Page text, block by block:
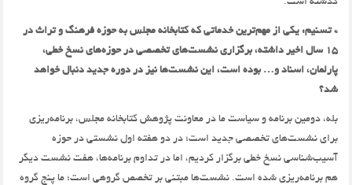
گذشته است.
* تسنیم: یکی از مهم‌ترین خدماتی که کتابخانه مجلس به حوزه فرهنگ و تراث در
15 سال اخیر داشته،‌ برگزاری نشست‌های تخصصی در حوزه‌های نسخ خطی،‌
پارلمان‌، اسناد و… بوده است،‌ این نشست‌ها نیز در دوره جدید دنبال خواهد
شد؟
بله،‌ دومین برنامه و سیاست ما در معاونت پژوهش کتابخانه مجلس،‌ برنامه‌ریزی
برای نشست‌های تخصصی جدید است؛ در دو هفته اول نشستی در حوزه
آسیب‌شناسی نسخ خطی برگزار کردیم، اما در تداوم برنامه‌ها، هفت نشست دیگر
هم برنامه‌ریزی شده است. نشست‌ها مبتنی بر تخصص گروهی ‌است؛ ما پنج گروه